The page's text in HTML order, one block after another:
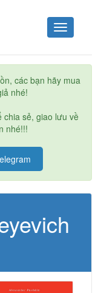
Toggle
navigation
các bạn hãy mua
nhé!
chia sẻ, giao lưu về
nhé!!!